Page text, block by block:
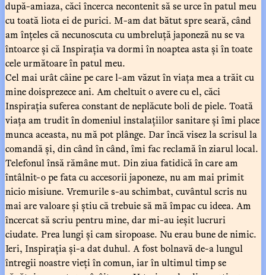
după-amiaza, căci încerca necontenit să se urce în patul meu
cu toată liota ei de purici. M-am dat bătut spre seară, când
am înțeles că necunoscuta cu umbreluță japoneză nu se va
întoarce și că Inspirația va dormi în noaptea asta și în toate
cele următoare în patul meu.
Cel mai urât câine pe care l-am văzut în viața mea a trăit cu
mine doisprezece ani. Am cheltuit o avere cu el, căci
Inspirația suferea constant de neplăcute boli de piele. Toată
viața am trudit în domeniul instalațiilor sanitare și îmi place
munca aceasta, nu mă pot plânge. Dar încă visez la scrisul la
comandă și, din când în când, îmi fac reclamă în ziarul local.
Telefonul însă rămâne mut. Din ziua fatidică în care am
întâlnit-o pe fata cu accesorii japoneze, nu am mai primit
nicio misiune. Vremurile s-au schimbat, cuvântul scris nu
mai are valoare și știu că trebuie să mă împac cu ideea. Am
încercat să scriu pentru mine, dar mi-au ieșit lucruri
ciudate. Prea lungi și cam siropoase. Nu erau bune de nimic.
Ieri, Inspirația și-a dat duhul. A fost bolnavă de-a lungul
întregii noastre vieți în comun, iar în ultimul timp se